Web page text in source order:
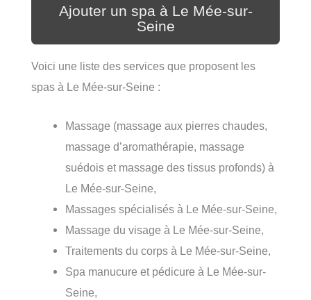
Ajouter un spa à Le Mée-sur-
Seine
Voici une liste des services que proposent les
spas à Le Mée-sur-Seine :
Massage (massage aux pierres chaudes,
massage d’aromathérapie, massage
suédois et massage des tissus profonds) à
Le Mée-sur-Seine,
Massages spécialisés à Le Mée-sur-Seine,
Massage du visage à Le Mée-sur-Seine,
Traitements du corps à Le Mée-sur-Seine,
Spa manucure et pédicure à Le Mée-sur-
Seine,